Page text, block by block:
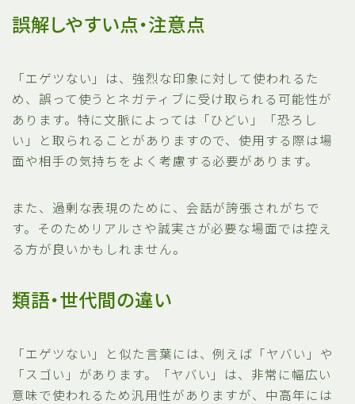
誤解しやすい点・注意点
「エゲツない」は、強烈な印象に対して使われるた
め、誤って使うとネガティブに受け取られる可能性が
あります。特に文脈によっては「ひどい」「恐ろし
い」と取られることがありますので、使用する際は場
面や相手の気持ちをよく考慮する必要があります。
また、過剰な表現のために、会話が誇張されがちで
す。そのためリアルさや誠実さが必要な場面では控え
る方が良いかもしれません。
類語・世代間の違い
「エゲツない」と似た言葉には、例えば「ヤバい」や
「スゴい」があります。「ヤバい」は、非常に幅広い
意味で使われるため汎用性がありますが、中高年には